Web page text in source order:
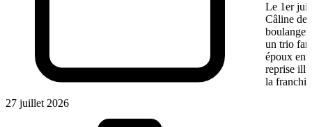
27 juillet 2026
Le 1er
Câline de
un trio
époux
reprise
la